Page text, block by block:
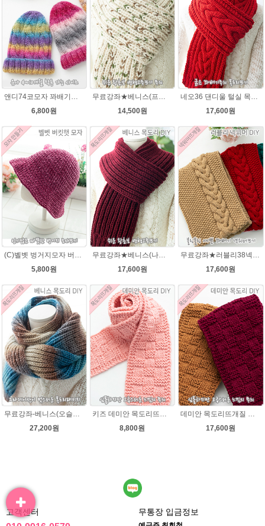
6,800원
14,500원
17,600원
(C)벨벳 벙거지모자 버킷햇 코바늘뜨기벨벳모자뜨개질 패키지
5,800원
무료강좌★베니스(나코폴라) 목도리DIY패키지(줄바늘포함)
17,600원
무료강좌★러블리38넥워머★나코폴라 꽈배기넥워머뜨기 뜨개질
17,600원
27,200원
8,800원
17,600원
고객센터 무통장 입금정보